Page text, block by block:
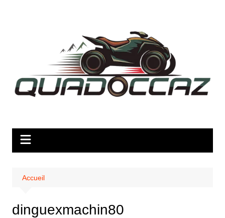
Accueil
dinguexmachin80